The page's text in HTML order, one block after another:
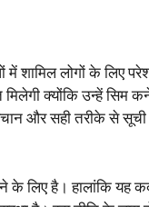
शामिल लोगों के लिए
मिलेगी क्योंकि उन्हें
और सही तरीके से
के लिए है। हालांकि यह